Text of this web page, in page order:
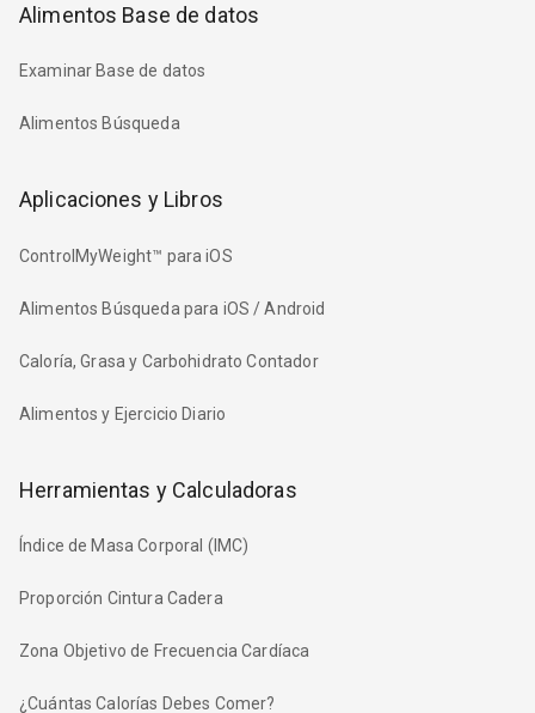
Alimentos Base de datos
Examinar Base de datos
Alimentos Búsqueda
Aplicaciones y Libros
ControlMyWeight™ para iOS
Alimentos Búsqueda para iOS / Android
Caloría, Grasa y Carbohidrato Contador
Alimentos y Ejercicio Diario
Herramientas y Calculadoras
Índice de Masa Corporal (IMC)
Proporción Cintura Cadera
Zona Objetivo de Frecuencia Cardíaca
¿Cuántas Calorías Debes Comer?